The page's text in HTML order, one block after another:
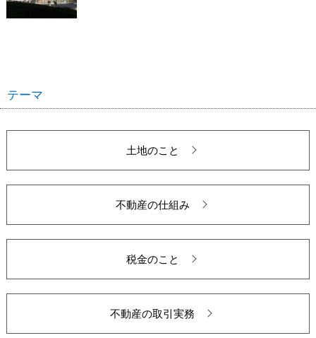
テーマ
土地のこと
不動産の仕組み
税金のこと
不動産の取引実務